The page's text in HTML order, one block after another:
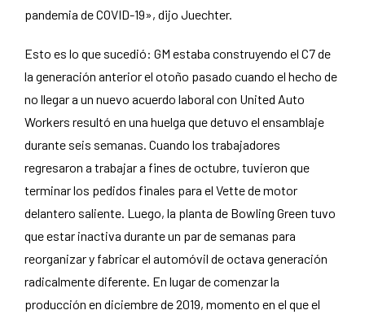
pandemia de COVID-19», dijo Juechter.
Esto es lo que sucedió: GM estaba construyendo el C7 de
la generación anterior el otoño pasado cuando el hecho de
no llegar a un nuevo acuerdo laboral con United Auto
Workers resultó en una huelga que detuvo el ensamblaje
durante seis semanas. Cuando los trabajadores
regresaron a trabajar a fines de octubre, tuvieron que
terminar los pedidos finales para el Vette de motor
delantero saliente. Luego, la planta de Bowling Green tuvo
que estar inactiva durante un par de semanas para
reorganizar y fabricar el automóvil de octava generación
radicalmente diferente. En lugar de comenzar la
producción en diciembre de 2019, momento en el que el